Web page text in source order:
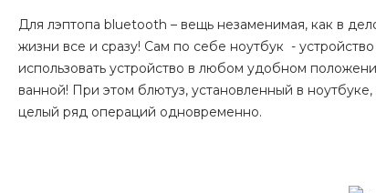
Для лэптопа bluetooth – вещь незаменимая, как в
жизни все и сразу! Сам по себе ноутбук -
использовать устройство в любом удобном
ванной! При этом блютуз, установленный в
целый ряд операций одновременно.